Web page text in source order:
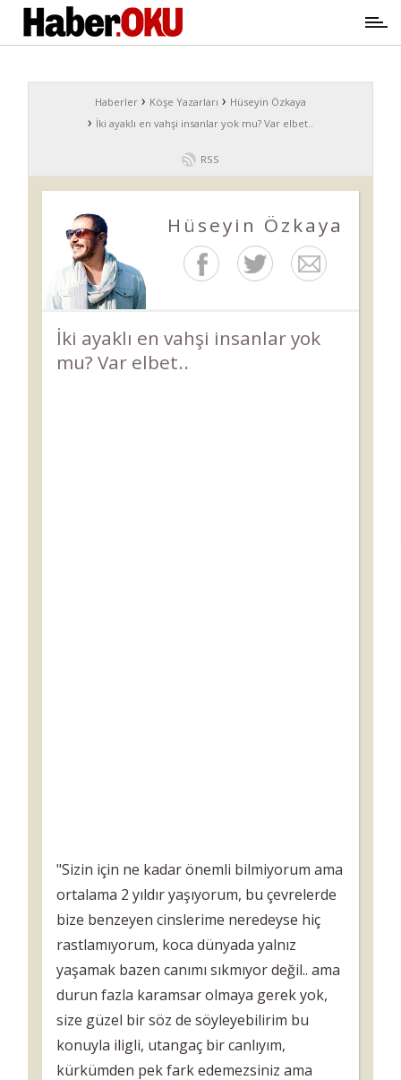
Haberler › Köşe Yazarları › Hüseyin Özkaya
› İki ayaklı en vahşi insanlar yok mu? Var elbet..
RSS
Hüseyin Özkaya
İki ayaklı en vahşi insanlar yok
mu? Var elbet..
"Sizin için ne kadar önemli bilmiyorum ama
ortalama 2 yıldır yaşıyorum, bu çevrelerde
bize benzeyen cinslerime neredeyse hiç
rastlamıyorum, koca dünyada yalnız
yaşamak bazen canımı sıkmıyor değil.. ama
durun fazla karamsar olmaya gerek yok,
size güzel bir söz de söyleyebilirim bu
konuyla iligli, utangaç bir canlıyım,
kürkümden pek fark edemezsiniz ama